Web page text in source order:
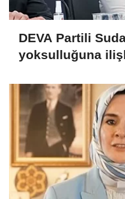
DEVA Partili
yoksulluğuna